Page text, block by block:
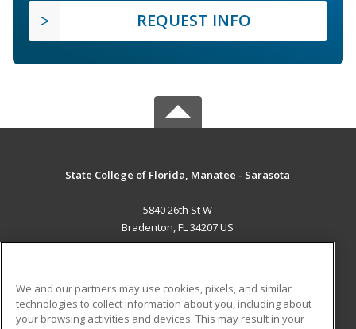
REQUEST INFO
State College of Florida, Manatee - Sarasota
5840 26th St W
Bradenton, FL 34207 US
ADDITIONAL RESOURCES
We and our partners may use cookies, pixels, and similar
technologies to collect information about you, including about
your browsing activities and devices. This may result in your